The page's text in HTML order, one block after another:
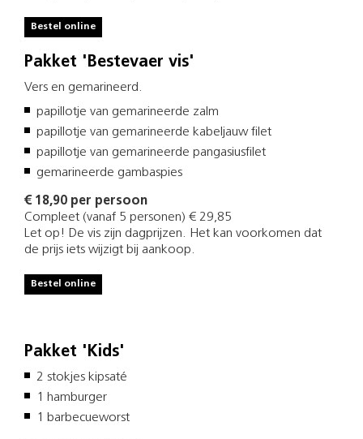
Bestel online
Pakket 'Bestevaer vis'
Vers en gemarineerd.
papillotje van gemarineerde zalm
papillotje van gemarineerde kabeljauw filet
papillotje van gemarineerde pangasiusfilet
gemarineerde gambaspies
€ 18,90 per persoon
Compleet (vanaf 5 personen) € 29,85
Let op! De vis zijn dagprijzen. Het kan voorkomen dat
de prijs iets wijzigt bij aankoop.
Bestel online
Pakket 'Kids'
2 stokjes kipsaté
1 hamburger
1 barbecueworst